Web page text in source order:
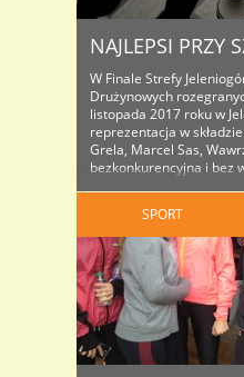
NAJLEPSI PRZY
W Finale Strefy
Drużynowych
listopada 2017 roku w
reprezentacja w
Grela, Marcel Sas,
bezkonkurencyjna i bez
tytuł z poprzedniego
8 najlepszych drużyn
SPORT